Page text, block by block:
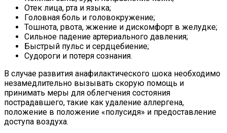
Отек лица, рта и языка;
Головная боль и головокружение;
Тошнота, рвота, жжение и дискомфорт в желудке;
Сильное падение артериального давления;
Быстрый пульс и сердцебиение;
Судороги и потеря сознания.
В случае развития анафилактического шока необходимо
незамедлительно вызывать скорую помощь и
принимать меры для облегчения состояния
пострадавшего, такие как удаление аллергена,
положение в положение «полусидя» и предоставление
доступа воздуха.